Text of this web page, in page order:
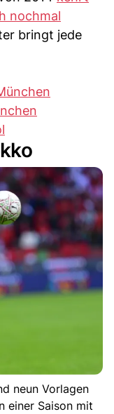
nochmal
bringt jede
neun Vorlagen
einer Saison mit